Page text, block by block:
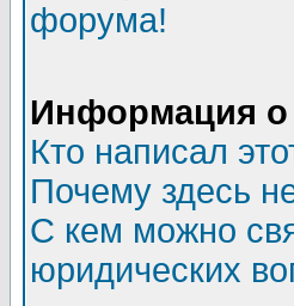
форума!
Информация о
Кто написал
Почему здесь
С кем можно
юридических